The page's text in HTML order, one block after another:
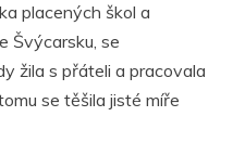
placených škol a
Švýcarsku, se
žila s přáteli a pracovala
se těšila jisté míře